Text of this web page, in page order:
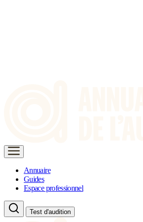
Annuaire
Guides
Espace professionnel
Test d'audition